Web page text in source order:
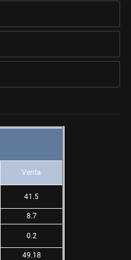
Venta
41.5
8.7
0.2
49.18